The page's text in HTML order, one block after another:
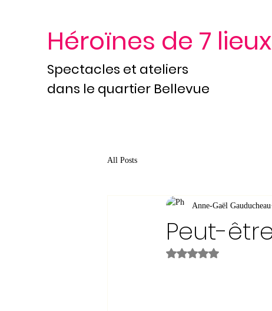
Héroïnes de 7 lieux
Spectacles et ateliers
dans le quartier Bellevue
All Posts
Peut-
Anne-Gaël Gauducheau
Noté NaN étoiles sur